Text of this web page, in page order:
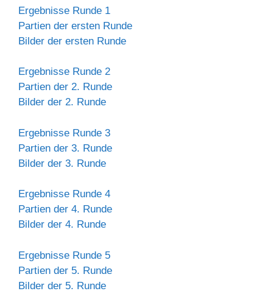
Ergebnisse Runde 1
Partien der ersten Runde
Bilder der ersten Runde
Ergebnisse Runde 2
Partien der 2. Runde
Bilder der 2. Runde
Ergebnisse Runde 3
Partien der 3. Runde
Bilder der 3. Runde
Ergebnisse Runde 4
Partien der 4. Runde
Bilder der 4. Runde
Ergebnisse Runde 5
Partien der 5. Runde
Bilder der 5. Runde